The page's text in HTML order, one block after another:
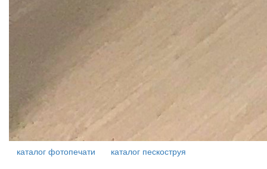
каталог фотопечати каталог пескоструя